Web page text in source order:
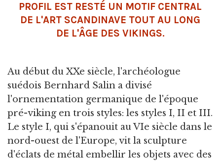
PROFIL EST RESTÉ UN MOTIF CENTRAL
DE L'ART SCANDINAVE TOUT AU LONG
DE L'ÂGE DES VIKINGS.
Au début du XXe siècle, l'archéologue
suédois Bernhard Salin a divisé
l'ornementation germanique de l'époque
pré-viking en trois styles: les styles I, II et III.
Le style I, qui s'épanouit au VIe siècle dans le
nord-ouest de l'Europe, vit la sculpture
d'éclats de métal embellir les objets avec des